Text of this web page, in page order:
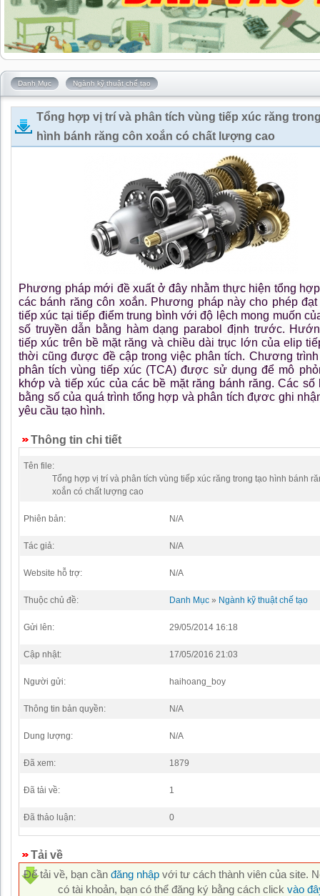
Danh Mục Ngành kỹ thuật chế tạo
Tổng hợp vị trí và phân tích vùng tiếp xúc răng
hình bánh răng côn xoắn có chất lượng cao
Phương pháp mới đề xuất ở đây nhằm thực hiện tổng
các bánh răng côn xoắn. Phương pháp này cho phép
tiếp xúc tại tiếp điểm trung bình với độ lệch mong muốn
số truyền dẫn bằng hàm dạng parabol định trước.
tiếp xúc trên bề mặt răng và chiều dài trục lớn của elip
thời cũng được đề cập trong việc phân tích. Chương
phân tích vùng tiếp xúc (TCA) được sử dụng để mô
khớp và tiếp xúc của các bề mặt răng bánh răng. Các số
bằng số của quá trình tổng hợp và phân tích đựơc ghi
yêu cầu tạo hình.
Thông tin chi tiết
Tên file:
Tổng hợp vị trí và phân tích vùng tiếp xúc răng trong tạo hình bánh
xoắn có chất lượng cao
Phiên bản: N/A
Tác giả: N/A
Website hỗ trợ: N/A
Thuộc chủ đề: Danh Mục» Ngành kỹ thuật chế tạo
Gửi lên: 29/05/2014 16:18
Cập nhật: 17/05/2016 21:03
Người gửi: haihoang_boy
Thông tin bản quyền: N/A
Dung lượng: N/A
Đã xem: 1879
Đã tải về: 1
Đã thảo luận: 0
Tải về
Để tải về, bạn cần đăng nhập với tư cách thành viên của site.
có tài khoản, bạn có thể đăng ký bằng cách click vào